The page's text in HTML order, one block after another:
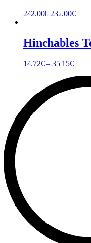
242.00€ 232.00€
Hinchables
14.72€ – 35.15€